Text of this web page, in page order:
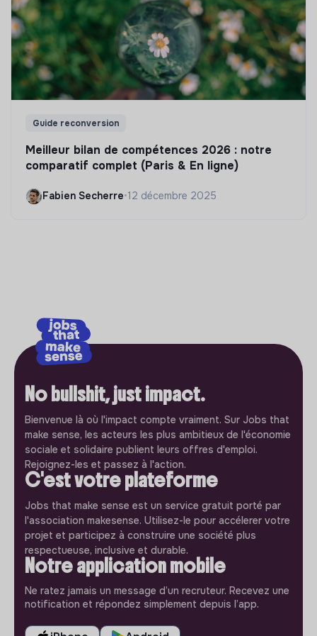
Guide reconversion
Meilleur bilan de compétences 2026 : notre
comparatif complet (Paris & En ligne)
Fabien Secherre•12 décembre 2025
No bullshit, just impact.
Bienvenue là où l'impact compte vraiment. Sur Jobs that
make sense, les acteurs les plus ambitieux de l'économie
sociale et solidaire publient leurs offres d'emploi.
Rejoignez-les et passez à l'action.
C'est votre plateforme
Jobs that make sense est un service gratuit porté par
l'association makesense. Utilisez-le pour accélerer votre
projet et participez à construire une société plus
respectueuse, inclusive et durable.
Notre application mobile
Ne ratez jamais un message d’un recruteur. Recevez une
notification et répondez simplement depuis l’app.